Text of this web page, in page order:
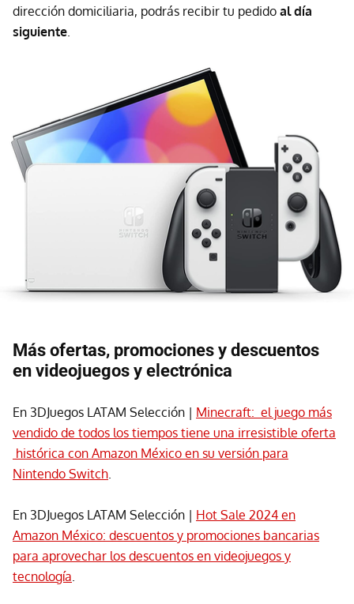
dirección domiciliaria, podrás recibir tu pedido al día
siguiente.
Más ofertas, promociones y descuentos
en videojuegos y electrónica
En 3DJuegos LATAM Selección | Minecraft: el juego más
vendido de todos los tiempos tiene una irresistible oferta
histórica con Amazon México en su versión para
Nintendo Switch.
En 3DJuegos LATAM Selección | Hot Sale 2024 en
Amazon México: descuentos y promociones bancarias
para aprovechar los descuentos en videojuegos y
tecnología.